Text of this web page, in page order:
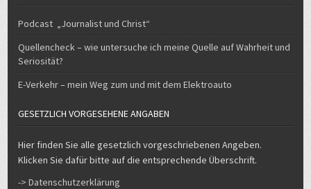
Podcast „Journalist und Christ“
Quellencheck – wie untersuche ich meine Quelle auf Wahrheit und
Seriosität?
E-Verkehr – mein Weg zum und mit dem Elektroauto
GESETZLICH VORGESEHENE ANGABEN
Hier finden Sie alle gesetzlich vorgeschriebenen Angeben.
Klicken Sie dafür bitte auf die entsprechende Überschrift.
-> Datenschutzerklärung